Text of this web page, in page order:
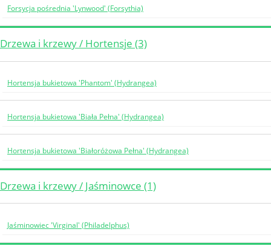
Forsycja pośrednia 'Lynwood' (Forsythia)
Drzewa i krzewy / Hortensje (3)
Hortensja bukietowa 'Phantom' (Hydrangea)
Hortensja bukietowa 'Biała Pełna' (Hydrangea)
Hortensja bukietowa 'Białoróżowa Pełna' (Hydrangea)
Drzewa i krzewy / Jaśminowce (1)
Jaśminowiec 'Virginal' (Philadelphus)